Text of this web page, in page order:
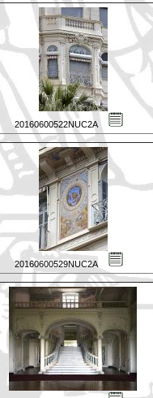
20160600522NUC2A
20160600529NUC2A